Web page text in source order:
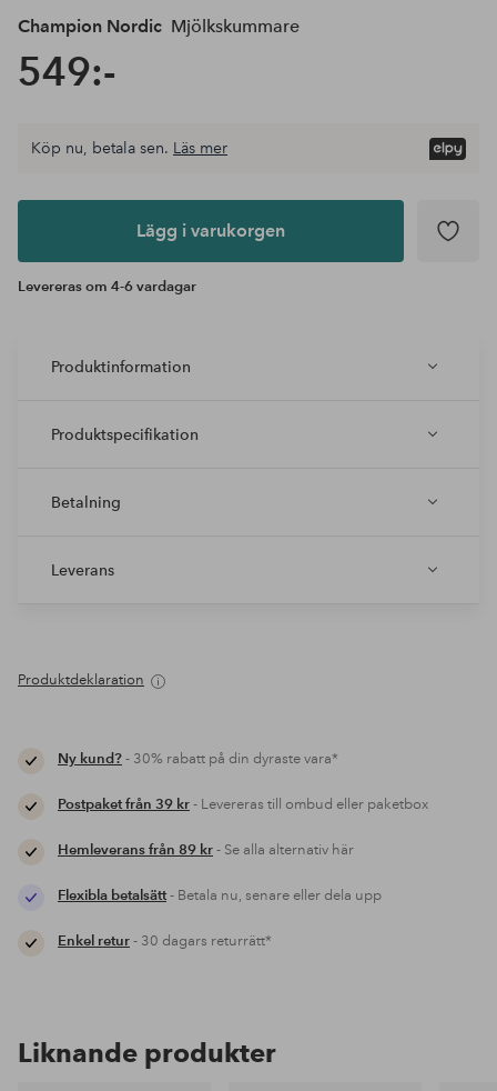
Champion Nordic Mjölkskummare
549:-
Lägg i
Köp nu, betala sen. Läs mer
Lägg i varukorgen
Levereras om 4-6 vardagar
Produktinformation
Produktspecifikation
Betalning
Leverans
Produktdeklaration
Ny kund?- 30% rabatt på din dyraste vara*
Postpaket från 39 kr- Levereras till ombud eller paketbox
Hemleverans från 89 kr- Se alla alternativ här
Flexibla betalsätt- Betala nu, senare eller dela upp
Enkel retur- 30 dagars returrätt*
Liknande produkter